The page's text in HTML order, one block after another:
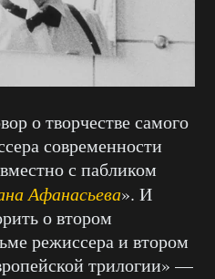
о творчестве самого
современности
с пабликом
Афанасьева». И
о втором
режиссера и втором
трилогии» —